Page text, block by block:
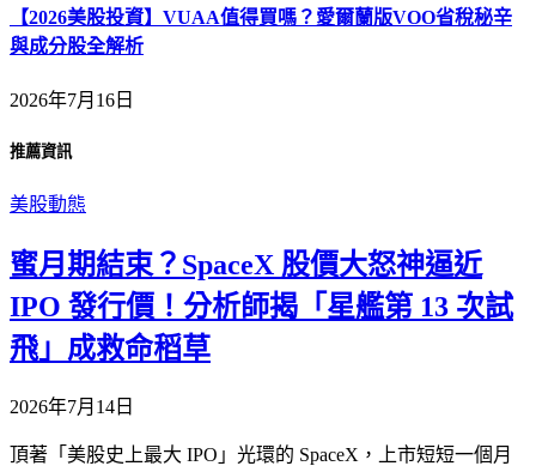
【2026美股投資】VUAA值得買嗎？愛爾蘭版VOO省稅秘辛
與成分股全解析
2026年7月16日
推薦資訊
美股動態
蜜月期結束？SpaceX 股價大怒神逼近
IPO 發行價！分析師揭「星艦第 13 次試
飛」成救命稻草
2026年7月14日
頂著「美股史上最大 IPO」光環的 SpaceX，上市短短一個月